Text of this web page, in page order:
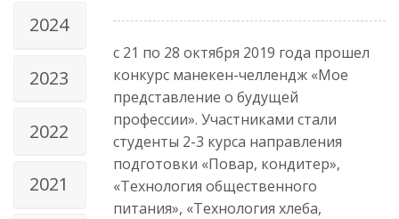
2024
2023
2022
2021
с 21 по 28 октября 2019 года прошел
конкурс манекен-челлендж «Мое
представление о будущей
профессии». Участниками стали
студенты 2-3 курса направления
подготовки «Повар, кондитер»,
«Технология общественного
питания», «Технология хлеба,